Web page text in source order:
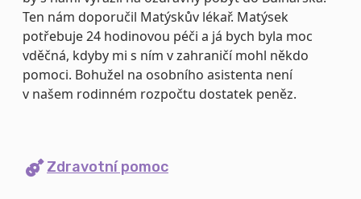
Zdravotní pomoc
Ten nám doporučil Matýskův lékař. Matýsek
potřebuje 24 hodinovou péči a já bych byla moc
vděčná, kdyby mi s ním v zahraničí mohl někdo
pomoci. Bohužel na osobního asistenta není
v našem rodinném rozpočtu dostatek peněz.